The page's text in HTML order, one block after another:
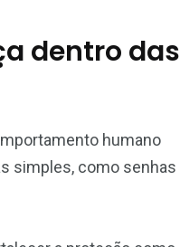
dentro das
humano
simples, como senhas